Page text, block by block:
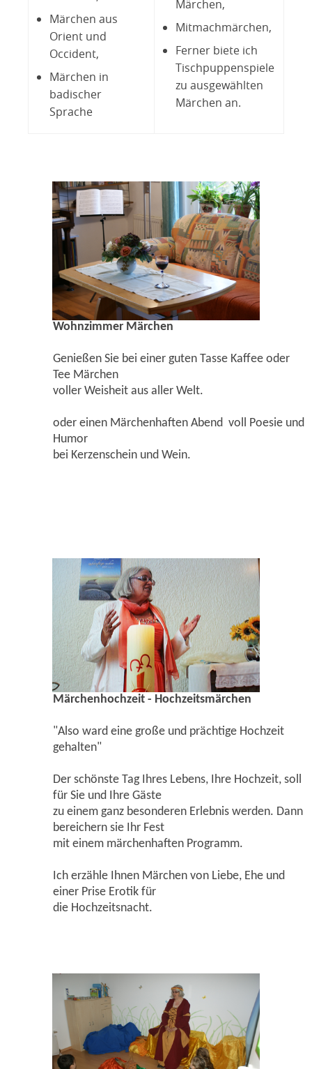
Märchen aus
Orient und
Occident,
Märchen in
badischer
Sprache
Märchen,
Mitmachmärchen,
Ferner biete ich
Tischpuppenspiele
zu ausgewählten
Märchen an.
Wohnzimmer Märchen
Genießen Sie bei einer guten Tasse Kaffee oder
Tee Märchen
voller Weisheit aus aller Welt.
oder einen Märchenhaften Abend voll Poesie und
Humor
bei Kerzenschein und Wein.
Märchenhochzeit - Hochzeitsmärchen
"Also ward eine große und prächtige Hochzeit
gehalten"
Der schönste Tag Ihres Lebens, Ihre Hochzeit, soll
für Sie und Ihre Gäste
zu einem ganz besonderen Erlebnis werden. Dann
bereichern sie Ihr Fest
mit einem märchenhaften Programm.
Ich erzähle Ihnen Märchen von Liebe, Ehe und
einer Prise Erotik für
die Hochzeitsnacht.